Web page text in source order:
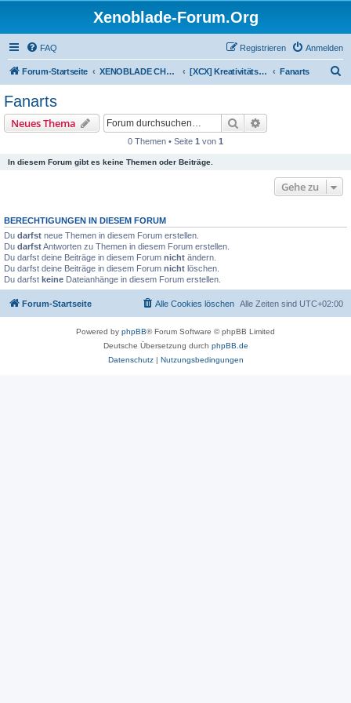
Xenoblade-Forum.Org
FAQ Anmelden
Registrieren
Forum-Startseite XENOBLADE CHRONICLES X [XCX] Kreativitätskabinett Fanarts
Fanarts
Neues Thema Suche
0 Themen • Seite 1 von 1
In diesem Forum gibt es keine Themen oder Beiträge.
Gehe zu
BERECHTIGUNGEN IN DIESEM FORUM
Du darfst neue Themen in diesem Forum erstellen.
Du darfstAntworten zu Themen in diesem Forum erstellen.
Du darfst deine Beiträge in diesem Forum nicht ändern.
Du darfst deine Beiträge in diesem Forum nicht löschen.
Du darfst keine Dateianhänge in diesem Forum erstellen.
Forum-Startseite Alle Zeiten sind UTC+02:00
Alle Cookies löschen
Powered by phpBB® Forum Software © phpBB Limited
Deutsche Übersetzung durch phpBB.de
Datenschutz| Nutzungsbedingungen